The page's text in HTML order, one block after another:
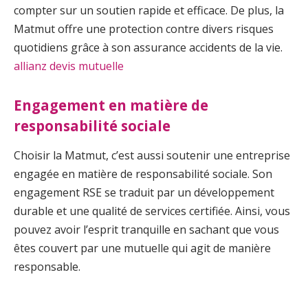
compter sur un soutien rapide et efficace. De plus, la
Matmut offre une protection contre divers risques
quotidiens grâce à son assurance accidents de la vie.
allianz devis mutuelle
Engagement en matière de
responsabilité sociale
Choisir la Matmut, c’est aussi soutenir une entreprise
engagée en matière de responsabilité sociale. Son
engagement RSE se traduit par un développement
durable et une qualité de services certifiée. Ainsi, vous
pouvez avoir l’esprit tranquille en sachant que vous
êtes couvert par une mutuelle qui agit de manière
responsable.